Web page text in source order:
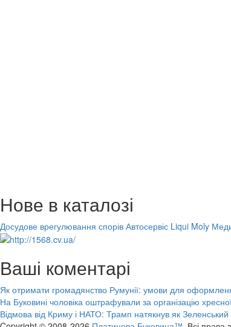
Нове в каталозі
Досудове врегулювання спорів Автосервіс Liqui Moly
Ваші коментарі
Як отримати громадянство Румунії: умови для
На Буковині чоловіка оштрафували за організацію
Відмова від Криму і НАТО: Трамп натякнув як Зеленський